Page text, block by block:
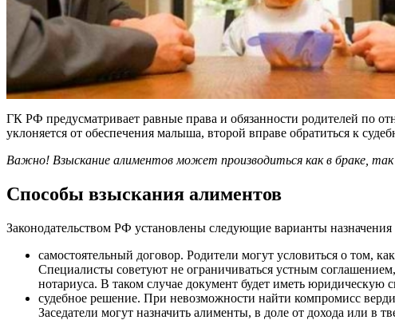
ГК РФ предусматривает равные права и обязанности родителей по
уклоняется от обеспечения малыша, второй вправе обратиться к
Важно! Взыскание алиментов может производиться как в браке, так
Способы взыскания алиментов
Законодательством РФ установлены следующие варианты назначения
самостоятельный договор. Родители могут условиться о том,
Специалисты советуют не ограничиваться устным
нотариуса. В таком случае документ будет иметь юридическую
судебное решение. При невозможности найти компромисс
Заседатели могут назначить алименты, в доле от дохода или в